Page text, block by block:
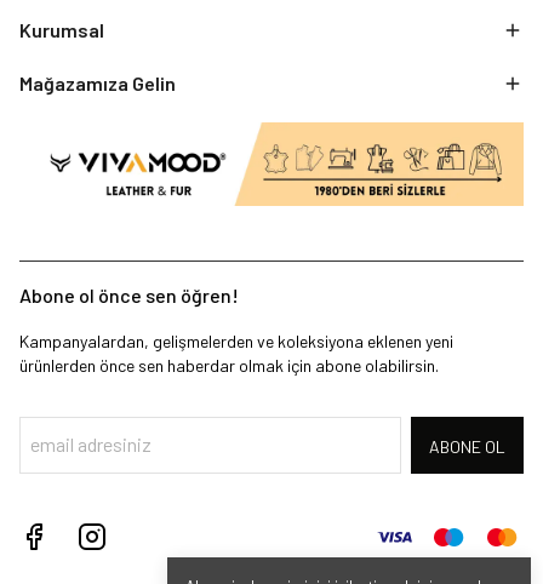
Kurumsal
Mağazamıza Gelin
Abone ol önce sen öğren!
Kampanyalardan, gelişmelerden ve koleksiyona eklenen yeni
ürünlerden önce sen haberdar olmak için abone olabilirsin.
ABONE OL